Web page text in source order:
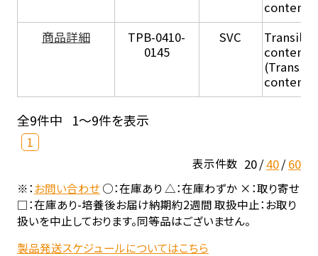
content
商品詳細
TPB-0410-
0145
SVC
Transil
content
(Transil
content
全9件中 1～9件を表示
1
表示件数 20 40 60
※：お問い合わせ○：在庫あり △：在庫わずか ×：取り寄せ
□：在庫あり-培養後お届け納期約2週間 取扱中止：お取り
扱いを中止しております。同等品はございません。
製品発送スケジュールについてはこちら